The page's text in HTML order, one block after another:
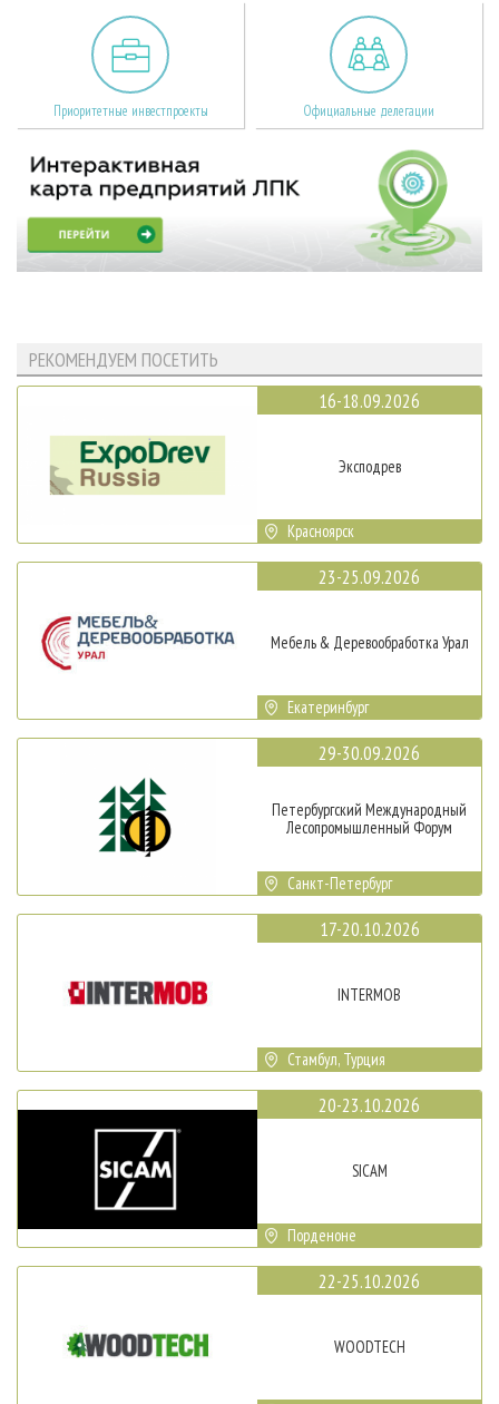
Приоритетные инвестпроекты Официальные делегации
РЕКОМЕНДУЕМ ПОСЕТИТЬ
16-18.09.2026
Эксподрев
Красноярск
23-25.09.2026
Мебель & Деревообработка Урал
Екатеринбург
29-30.09.2026
Петербургский Международный
Лесопромышленный Форум
Санкт-Петербург
17-20.10.2026
INTERMOB
Стамбул, Турция
20-23.10.2026
SICAM
Порденоне
22-25.10.2026
WOODTECH